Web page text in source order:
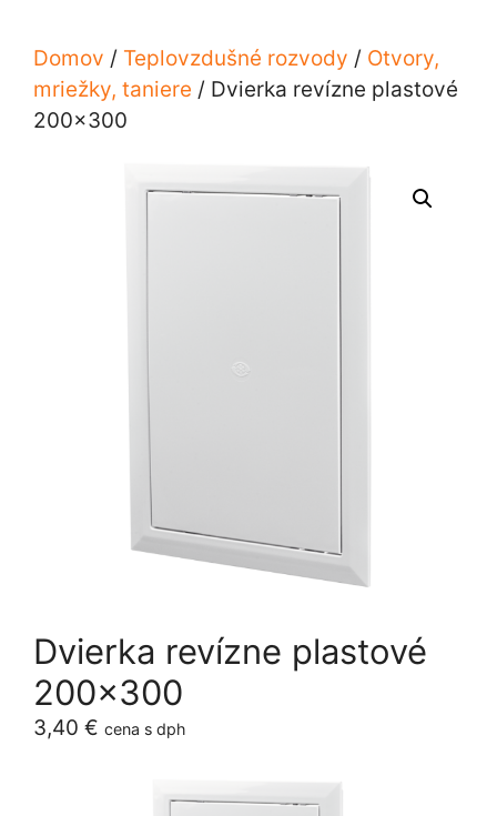
Domov / Teplovzdušné rozvody / Otvory,
mriežky, taniere / Dvierka revízne plastové
200×300
Dvierka revízne plastové
200×300
3,40 € cena s dph